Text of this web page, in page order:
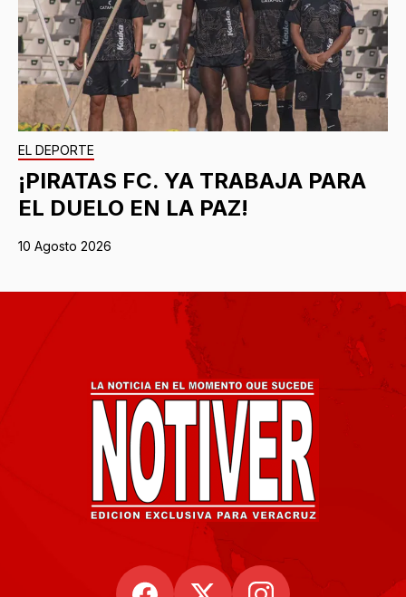
EL DEPORTE
¡PIRATAS FC. YA TRABAJA PARA
EL DUELO EN LA PAZ!
10 Agosto 2026